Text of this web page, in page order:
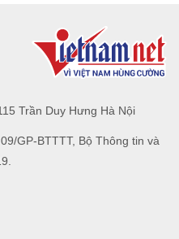
Trần Duy Hưng Hà Nội
GP-BTTTT, Bộ Thông tin và